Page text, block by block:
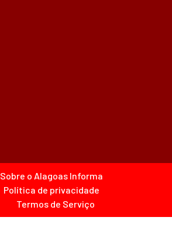
Sobre o Alagoas Informa
Política de privacidade
Termos de Serviço